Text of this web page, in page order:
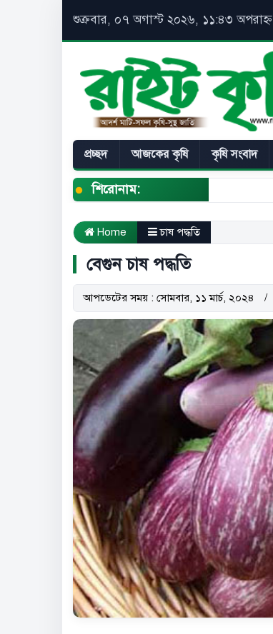
শুক্রবার, ০৭ অগাস্ট ২০২৬, ১১:৪৩ অপরাহ্ন
প্রচ্ছদ আজকের কৃষি কৃষি সংবাদ
শিরোনাম:
Home চাষ পদ্ধতি
বেগুন চাষ পদ্ধতি
আপডেটের সময় : সোমবার, ১১ মার্চ, ২০২৪